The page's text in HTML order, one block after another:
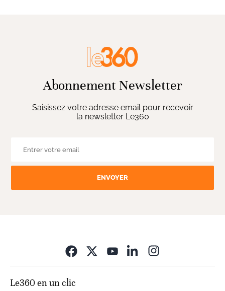
Abonnement Newsletter
Saisissez votre adresse email pour recevoir
la newsletter Le360
ENVOYER
Le360 en un clic